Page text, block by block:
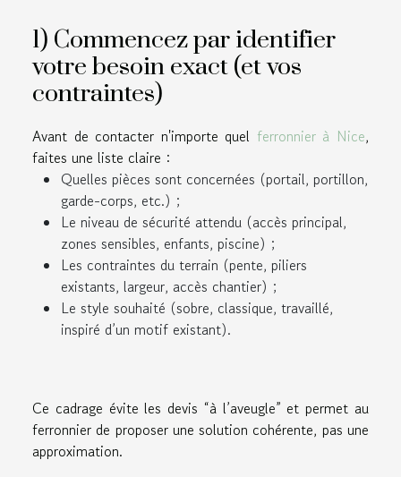
1) Commencez par identifier
votre besoin exact (et vos
contraintes)
Avant de contacter n'importe quel ferronnier à Nice,
faites une liste claire :
Quelles pièces sont concernées (portail, portillon,
garde-corps, etc.) ;
Le niveau de sécurité attendu (accès principal,
zones sensibles, enfants, piscine) ;
Les contraintes du terrain (pente, piliers
existants, largeur, accès chantier) ;
Le style souhaité (sobre, classique, travaillé,
inspiré d’un motif existant).
Ce cadrage évite les devis “à l’aveugle” et permet au
ferronnier de proposer une solution cohérente, pas une
approximation.